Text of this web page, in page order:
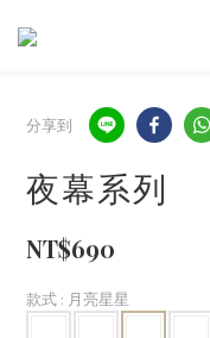
分享到
夜幕系列
NT$690
款式: 月亮星星